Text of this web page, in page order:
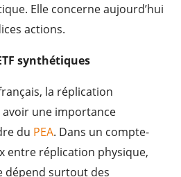
Elle concerne aujourd’hui
actions.
synthétiques
la réplication
une importance
du PEA. Dans un compte-
entre réplication physique,
dépend surtout des